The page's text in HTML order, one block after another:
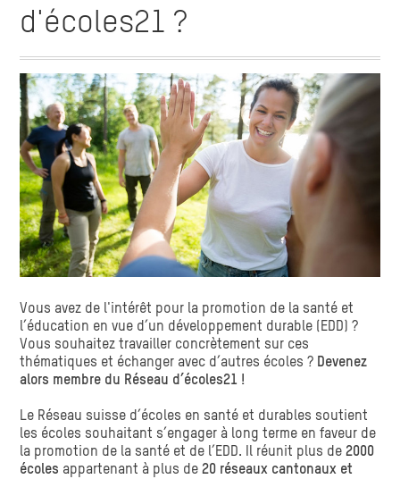
d'écoles21 ?
Vous avez de l'intérêt pour la promotion de la santé et
l’éducation en vue d’un développement durable (EDD) ?
Vous souhaitez travailler concrètement sur ces
thématiques et échanger avec d’autres écoles ? Devenez
alors membre du Réseau d’écoles21 !
Le Réseau suisse d’écoles en santé et durables soutient
les écoles souhaitant s’engager à long terme en faveur de
la promotion de la santé et de l’EDD. Il réunit plus de2000
écoles appartenant à plus de20 réseaux cantonaux et